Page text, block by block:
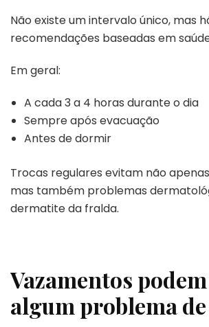
Não existe um intervalo único, mas
recomendações baseadas em
Em geral:
A cada 3 a 4 horas durante o dia
Sempre após evacuação
Antes de dormir
Trocas regulares evitam não
mas também problemas
dermatite da fralda.
Vazamentos
algum problema de